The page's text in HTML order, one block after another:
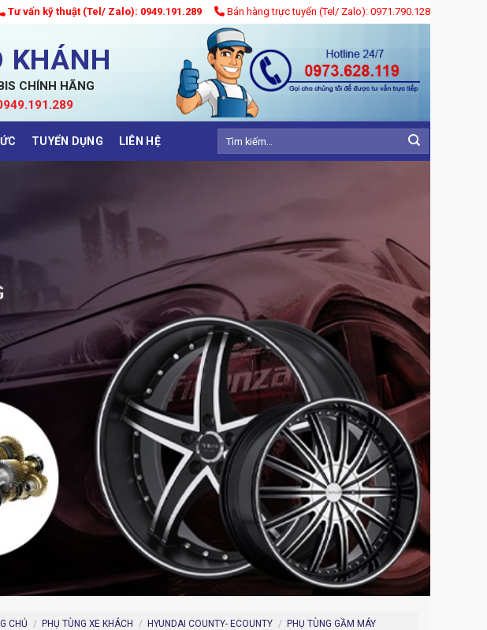
Tư vấn kỹ thuật (Tel/ Zalo): 0949.191.289 Bán hàng trực tuyến (Tel/ Zalo): 0971.790.128
KHÁNH
CHÍNH HÃNG
TUYỂN DỤNG LIÊN HỆ
Tìm
CHỦ / PHỤ TÙNG XE KHÁCH / HYUNDAI COUNTY- ECOUNTY / PHỤ TÙNG GẦM MÁY